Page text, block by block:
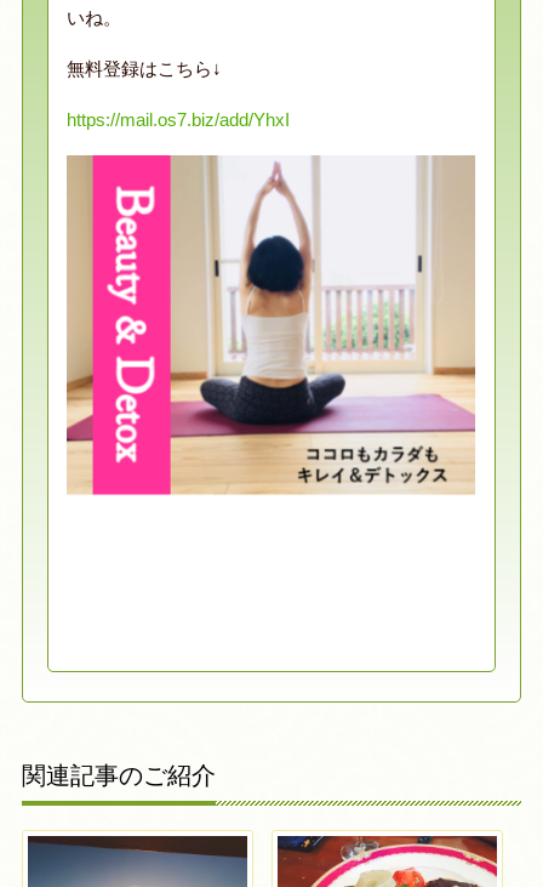
いね。
無料登録はこちら↓
https://mail.os7.biz/add/YhxI
関連記事のご紹介